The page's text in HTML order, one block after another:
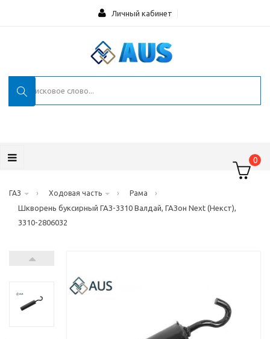
Личный кабинет
0
ГАЗ › Ходовая часть › Рама
›
Шкворень буксирный ГАЗ-3310 Валдай, ГАЗон Next (Некст),
3310-2806032